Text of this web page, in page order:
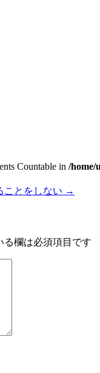
Countable in /home/
ことをしない →
る欄は必須項目です